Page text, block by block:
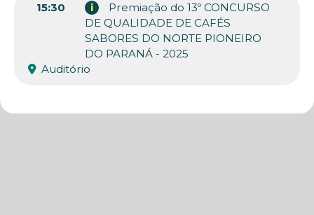
15:30 i
Premiação do 13º CONCURSO
DE QUALIDADE DE CAFÉS
SABORES DO NORTE PIONEIRO
DO PARANÁ - 2025
Auditório